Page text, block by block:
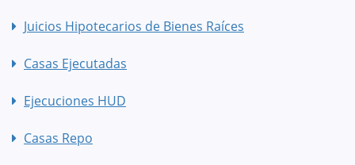
Juicios Hipotecarios de Bienes Raíces
Casas Ejecutadas
Ejecuciones HUD
Casas Repo